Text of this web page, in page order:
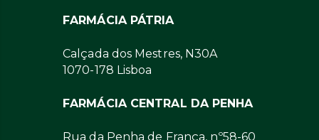
FARMÁCIA PÁTRIA
Calçada dos Mestres, N30A
1070-178 Lisboa
FARMÁCIA CENTRAL DA PENHA
Rua da Penha de França, nº58-60